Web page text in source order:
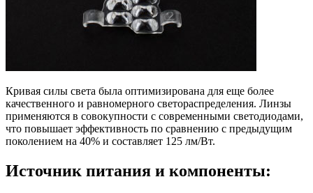
Кривая силы света была оптимизирована для еще более
качественного и равномерного светораспределения. Линзы
применяются в совокупности с современными светодиодами,
что повышает эффективность по сравнению с предыдущим
поколением на 40% и составляет 125 лм/Вт.
Источник питания и компоненты: